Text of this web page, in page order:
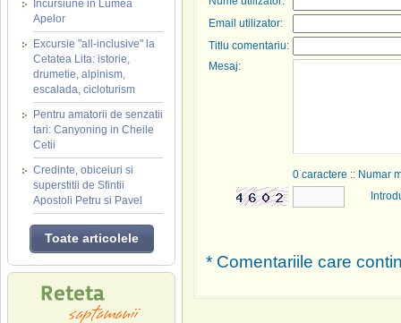
Incursiune in Lumea
Apelor
Excursie "all-inclusive" la
Cetatea Lita: istorie,
drumetie, alpinism,
escalada, cicloturism
Pentru amatorii de senzatii
tari: Canyoning in Cheile
Cetii
Credinte, obiceiuri si
superstitii de Sfintii
Apostoli Petru si Pavel
Toate articolele
Email utilizator:
Titlu comentariu:
Mesaj:
0 caractere :: Numar
* Comentariile care